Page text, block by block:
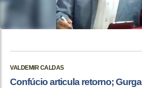
VALDEMIR CALDAS
Confúcio articula retorno;